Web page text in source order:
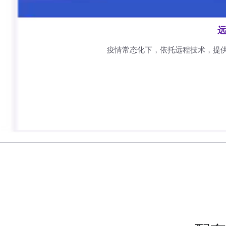
疫情常态化下，依托远程技术，提